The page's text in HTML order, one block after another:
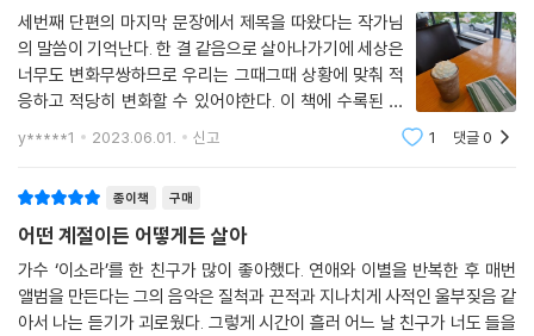
세번째 단편의 마지막 문장에서 제목을 따왔다는 작가님
의 말씀이 기억난다. 한 결 같음으로 살아나가기에 세상은
너무도 변화무쌍하므로 우리는 그때그때 상황에 맞춰 적
응하고 적당히 변화할 수 있어야한다. 이 책에 수록된 단
편들은 모두 지난 기억을 곱씹고 과거를 되새기는 인물들
을 그리고 있다. 과거는 묻어두라고들 하지만, 권여선 작
y*****1 2023.06.01. 신고 1 댓글0
종이책 구매
어떤 계절이든 어떻게든 살아
가수 ‘이소라’를 한 친구가 많이 좋아했다. 연애와 이별을 반복한 후 매번
앨범을 만든다는 그의 음악은 질척과 끈적과 지나치게 사적인 울부짖음 같
아서 나는 듣기가 괴로웠다. 그렇게 시간이 흘러 어느 날 친구가 너도 들을